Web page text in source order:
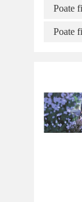
Poate
Poate